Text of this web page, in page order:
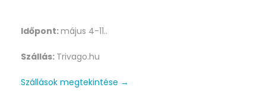
Időpont:május 4-11..
Szállás: Trivago.hu
Szállások megtekintése →